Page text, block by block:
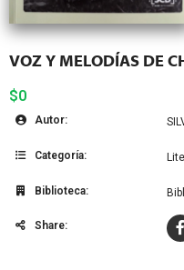
VOZ Y MELODÍAS DE
$0
Autor:
Categoría:
Biblioteca:
Share: